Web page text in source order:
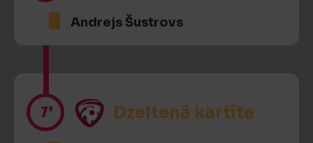
Andrejs Šustrovs
7’ Dzeltenā kartīte